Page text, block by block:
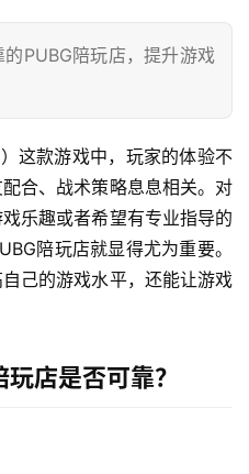
PUBG陪玩店，提升游戏
这款游戏中，玩家的体验不
合、战术策略息息相关。对
乐趣或者希望有专业指导的
陪玩店就显得尤为重要。
己的游戏水平，还能让游戏
店是否可靠？